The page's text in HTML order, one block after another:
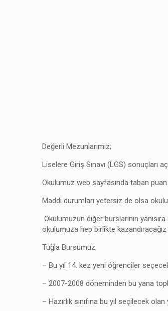
Değerli Mezunlarımız;
Liselere Giriş Sınavı (LGS) sonuçları
Okulumuz web sayfasında taban puan
Maddi durumları yetersiz de olsa
Okulumuzun diğer burslarının
okulumuza hep birlikte kazandıracağız
Tuğla Bursumuz;
– Bu yıl 14. kez yeni öğrenciler
– 2007-2008 döneminden bu yana
– Hazırlık sınıfına bu yıl seçilecek